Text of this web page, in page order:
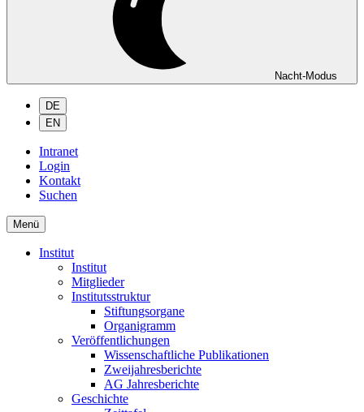
Nacht-Modus
DE
EN
Intranet
Login
Kontakt
Suchen
Menü
Institut
Institut
Mitglieder
Institutsstruktur
Stiftungsorgane
Organigramm
Veröffentlichungen
Wissenschaftliche Publikationen
Zweijahresberichte
AG Jahresberichte
Geschichte